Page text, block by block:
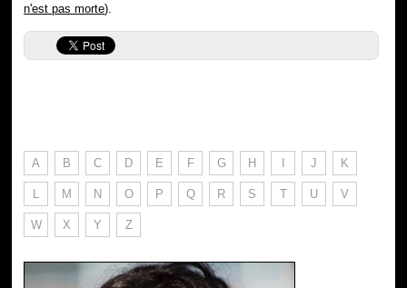
n'est pas morte).
A B C D E F G H I J K
L M N O P Q R S T U V
W X Y Z